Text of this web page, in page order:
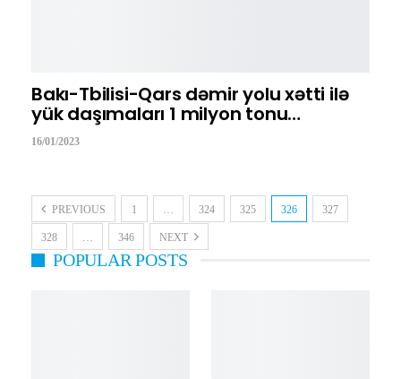
Bakı-Tbilisi-Qars dəmir yolu xətti ilə
yük daşımaları 1 milyon tonu…
16/01/2023
PREVIOUS 1 … 324 325 326 327
328 … 346 NEXT
POPULAR POSTS